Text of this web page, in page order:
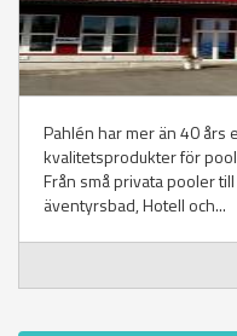
Pahlén har mer än 40 års
kvalitetsprodukter för
Från små privata pooler
äventyrsbad, Hotell och...